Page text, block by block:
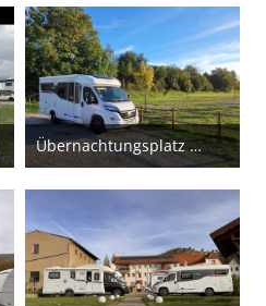
Übernachtungsplatz in Void-Vacon (Dept. Meuse), Frankreich